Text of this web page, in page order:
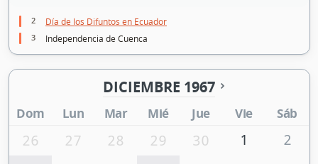
2 Día de los Difuntos en Ecuador
3 Independencia de Cuenca
DICIEMBRE 1967
Dom Lun Mar Mié Jue Vie Sáb
26 27 28 29 30 1
2